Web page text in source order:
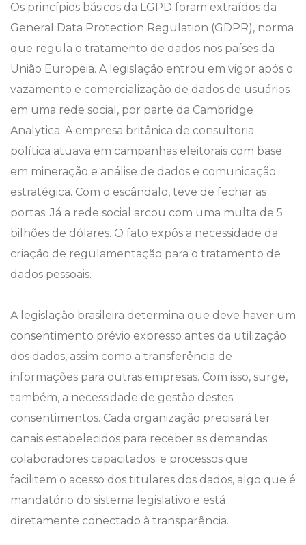
Os princípios básicos da LGPD foram extraídos da
General Data Protection Regulation (GDPR), norma
que regula o tratamento de dados nos países da
União Europeia. A legislação entrou em vigor após o
vazamento e comercialização de dados de usuários
em uma rede social, por parte da Cambridge
Analytica. A empresa britânica de consultoria
política atuava em campanhas eleitorais com base
em mineração e análise de dados e comunicação
estratégica. Com o escândalo, teve de fechar as
portas. Já a rede social arcou com uma multa de 5
bilhões de dólares. O fato expôs a necessidade da
criação de regulamentação para o tratamento de
dados pessoais.
A legislação brasileira determina que deve haver um
consentimento prévio expresso antes da utilização
dos dados, assim como a transferência de
informações para outras empresas. Com isso, surge,
também, a necessidade de gestão destes
consentimentos. Cada organização precisará ter
canais estabelecidos para receber as demandas;
colaboradores capacitados; e processos que
facilitem o acesso dos titulares dos dados, algo que é
mandatório do sistema legislativo e está
diretamente conectado à transparência.